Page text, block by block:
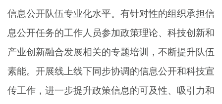
信息公开队伍专业化水平。有针对性的组织承担信
息公开任务的工作人员参加政策理论、科技创新和
产业创新融合发展相关的专题培训，不断提升队伍
素能。开展线上线下同步协调的信息公开和科技宣
传工作，进一步提升政策信息的可及性、吸引力和